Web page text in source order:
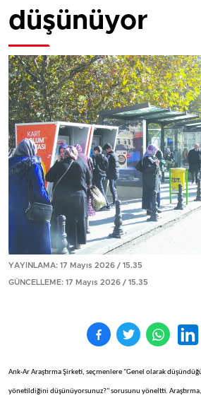
düşünüyor
YAYINLAMA: 17 Mayıs 2026 / 15.35
GÜNCELLEME: 17 Mayıs 2026 / 15.35
Ank-Ar Araştırma Şirketi, seçmenlere "Genel olarak
yönetildiğini düşünüyorsunuz?" sorusunu yöneltti.